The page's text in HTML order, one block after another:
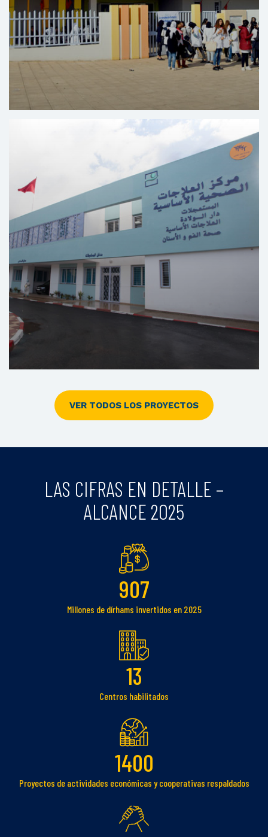
Centro de Formación en el Sector Educativo y
Social Yaacoub Al Mansour – Rabat
Centro De Asistencia Sanitaria Primaria De
VER TODOS LOS PROYECTOS
LAS CIFRAS EN DETALLE –
ALCANCE 2025
907
Millones de dírhams invertidos en 2025
13
Centros habilitados
1400
Proyectos de actividades económicas y cooperativas respaldados